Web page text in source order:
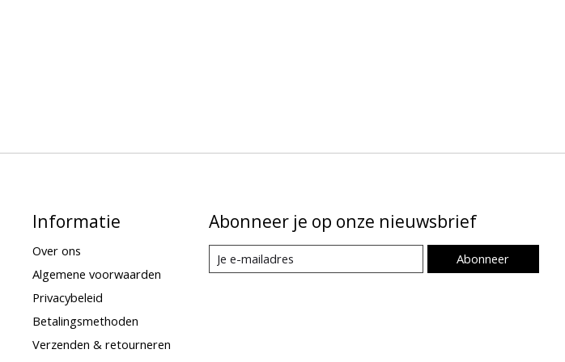
Informatie
Over ons
Algemene voorwaarden
Privacybeleid
Betalingsmethoden
Verzenden & retourneren
Abonneer je op onze nieuwsbrief
Abonneer